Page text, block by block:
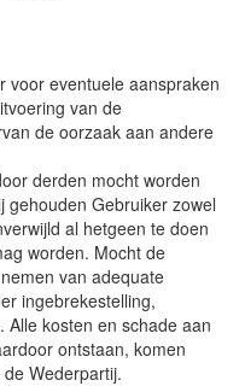
voor eventuele aanspraken
van de
de oorzaak aan andere
derden mocht worden
gehouden Gebruiker zowel
al hetgeen te doen
worden. Mocht de
van adequate
ingebrekestelling,
kosten en schade aan
ontstaan, komen
Wederpartij.